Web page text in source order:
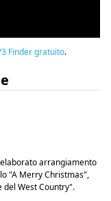
Finder gratuito.
arrangiamento
"A Merry Christmas",
del West Country".